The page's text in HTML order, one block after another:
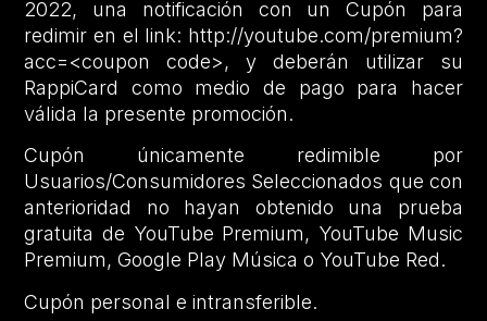
2022, una notificación con un Cupón para
redimir en el link: http://youtube.com/premium?
acc=<coupon code>, y deberán utilizar su
RappiCard como medio de pago para hacer
válida la presente promoción.
Cupón únicamente redimible por
Usuarios/Consumidores Seleccionados que con
anterioridad no hayan obtenido una prueba
gratuita de YouTube Premium, YouTube Music
Premium, Google Play Música o YouTube Red.
Cupón personal e intransferible.